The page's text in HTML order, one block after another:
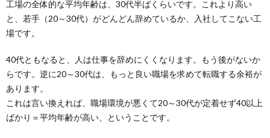
工場の全体的な平均年齢は、30代半ばくらいです。これより高い
と、若手（20～30代）がどんどん辞めているか、入社してこない工
場です。
40代ともなると、人は仕事を辞めにくくなります。もう後がないか
らです。逆に20～30代は、もっと良い職場を求めて転職する余裕が
あります。
これは言い換えれば、職場環境が悪くて20～30代が定着せず40以上
ばかり＝平均年齢が高い、ということです。